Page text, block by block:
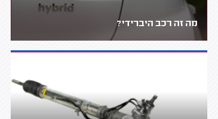
מה זה רכב היברידי?